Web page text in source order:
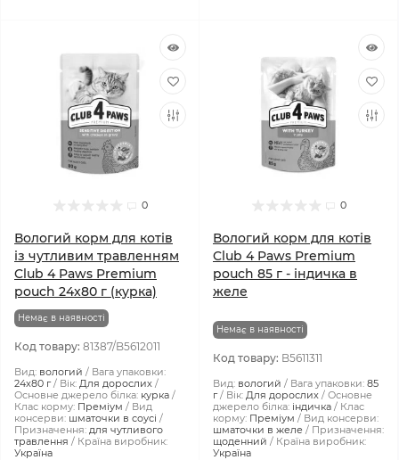
0
Вологий корм для котів
із чутливим травленням
Club 4 Paws Premium
pouch 24x80 г (курка)
Немає в наявності
Код товару: 81387/B5612011
Вид: вологий
Вага упаковки:
24x80 г
Вік: Для дорослих
Основне джерело білка: курка
Клас корму: Преміум
Вид
консерви: шматочки в соусі
Призначення: для чутливого
травлення
Країна виробник:
Україна
0
Вологий корм для котів
Club 4 Paws Premium
pouch 85 г - індичка в
желе
Немає в наявності
Код товару: B5611311
Вид: вологий Вага упаковки: 85
г
Вік: Для дорослих
Основне
джерело білка: індичка
Клас
корму: Преміум
Вид консерви:
шматочки в желе
Призначення:
щоденний
Країна виробник:
Україна